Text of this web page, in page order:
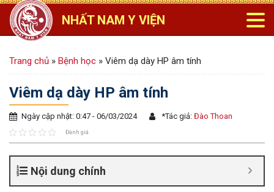
NHẤT NAM Y VIỆN
Trang chủ » Bệnh học » Viêm dạ dày HP âm tính
Viêm dạ dày HP âm tính
Ngày cập nhật: 0:47 - 06/03/2024 *Tác giả: Đào Thoan
Đánh giá
Nội dung chính